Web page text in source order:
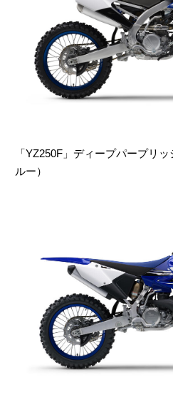
「YZ250F」ディープパープリ
ルー）